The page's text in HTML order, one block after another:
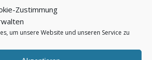
Zustimmung
um unsere Website und unseren Service zu
einen Pfau zu halten